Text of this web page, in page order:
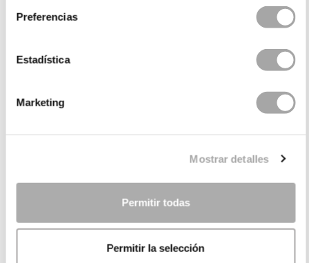
Preferencias
Estadística
Marketing
Mostrar detalles
Permitir todas
Permitir la selección
BESOIN D'AIDE ?
ENTREPRISE